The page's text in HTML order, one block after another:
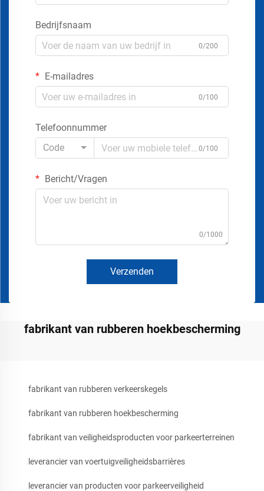
Bedrijfsnaam
0/200
E-mailadres
0/100
Telefoonnummer
Code
0/100
Bericht/Vragen
0/1000
Verzenden
fabrikant van rubberen hoekbescherming
fabrikant van rubberen verkeerskegels
fabrikant van rubberen hoekbescherming
fabrikant van veiligheidsproducten voor parkeerterreinen
leverancier van voertuigveiligheidsbarrières
leverancier van producten voor parkeerveiligheid